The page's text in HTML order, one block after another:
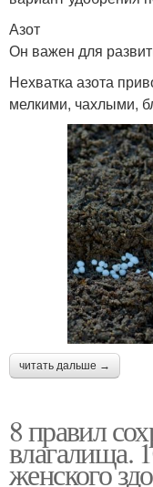
Азот
Он важен для
Нехватка азота
мелкими, чахлыми,
читать дальше →
8 правил
влагалища.
женского